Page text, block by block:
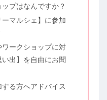
プはなんですか？
マルシェ】に参加
ークショップに対
出】を自由にお聞
る方へアドバイス